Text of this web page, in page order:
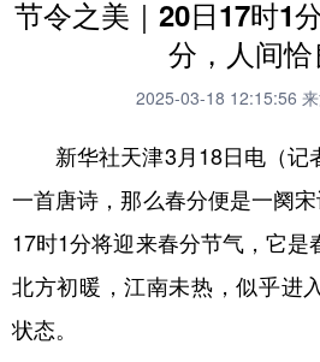
学习进行时 高层
财经
科技 科创
文化 书画
节令之美｜20日17时1
分，人间恰
2025-03-18 12:15:56
新华社天津3月18日电（记
一首唐诗，那么春分便是一阕
17时1分将迎来春分节气，它是
北方初暖，江南未热，似乎进
状态。